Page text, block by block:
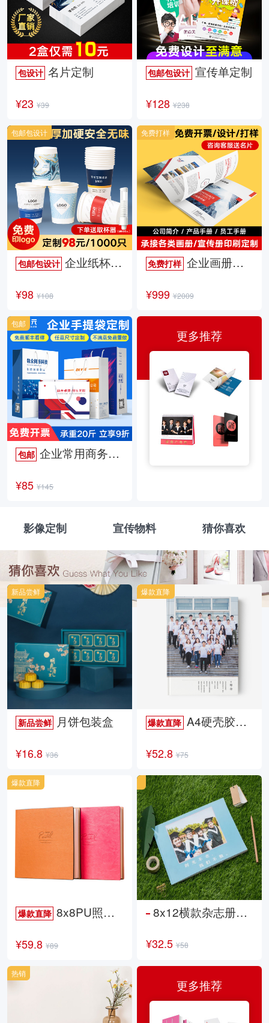
包设计 名片定制
¥23 ¥39
包邮包设计宣传单定制
¥128 ¥238
包邮包设计 企业纸杯定制
¥98 ¥108
包邮包设计
免费打样企业画册定制
¥999 ¥2009
免费打样
包邮 企业常用商务手提袋
¥85 ¥145
包邮
更多推荐
影像定制 宣传物料 猜你喜欢
新品尝鲜 月饼包装盒
¥16.8 ¥36
新品尝鲜
爆款直降A4硬壳胶装照片书34p哑膜
¥52.8 ¥75
爆款直降
爆款直降 8x8PU照片书NewLife
¥59.8 ¥89
爆款直降
8x12横款杂志册26p
¥32.5 ¥58
热销
更多推荐